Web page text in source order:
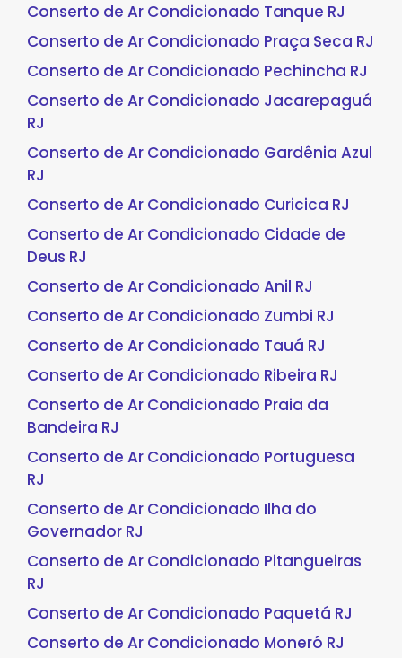
Conserto de Ar Condicionado Tanque RJ
Conserto de Ar Condicionado Praça Seca RJ
Conserto de Ar Condicionado Pechincha RJ
Conserto de Ar Condicionado Jacarepaguá
RJ
Conserto de Ar Condicionado Gardênia Azul
RJ
Conserto de Ar Condicionado Curicica RJ
Conserto de Ar Condicionado Cidade de
Deus RJ
Conserto de Ar Condicionado Anil RJ
Conserto de Ar Condicionado Zumbi RJ
Conserto de Ar Condicionado Tauá RJ
Conserto de Ar Condicionado Ribeira RJ
Conserto de Ar Condicionado Praia da
Bandeira RJ
Conserto de Ar Condicionado Portuguesa
RJ
Conserto de Ar Condicionado Ilha do
Governador RJ
Conserto de Ar Condicionado Pitangueiras
RJ
Conserto de Ar Condicionado Paquetá RJ
Conserto de Ar Condicionado Moneró RJ